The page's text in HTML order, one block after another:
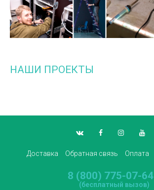
НАШИ ПРОЕКТЫ
Доставка Обратная связь Оплата
8 (800) 775-07-64
(бесплатный вызов)